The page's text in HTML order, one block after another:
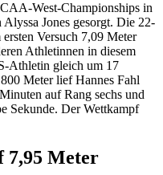
West-Championships in
Jones gesorgt. Die 22-
Versuch 7,09 Meter
Athletinnen in diesem
Athletin gleich um 17
Meter lief Hannes Fahl
auf Rang sechs und
Sekunde. Der Wettkampf
7,95 Meter